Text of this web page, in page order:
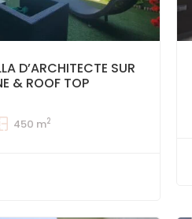
D’ARCHITECTE SUR
& ROOF TOP
450 m2